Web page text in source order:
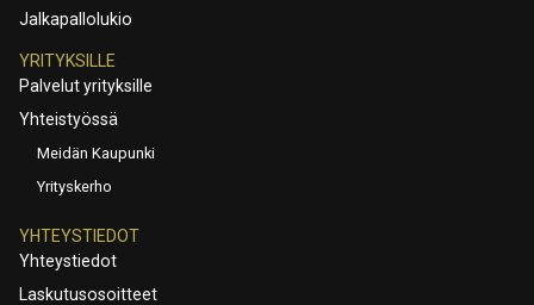
Jalkapallolukio
YRITYKSILLE
Palvelut yrityksille
Yhteistyössä
Meidän Kaupunki
Yrityskerho
YHTEYSTIEDOT
Yhteystiedot
Laskutusosoitteet